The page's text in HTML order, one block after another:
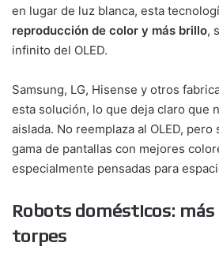
en lugar de luz blanca, esta
reproducción de color y más brillo,
infinito del OLED.
Samsung, LG, Hisense y otros
esta solución, lo que deja claro que
aislada. No reemplaza al OLED, pero
gama de pantallas con mejores
especialmente pensadas para
Robots domésticos: más
torpes